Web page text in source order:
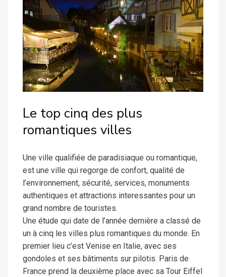
Le top cinq des plus
romantiques villes
Une ville qualifiée de paradisiaque ou romantique,
est une ville qui regorge de confort, qualité de
l’environnement, sécurité, services, monuments
authentiques et attractions interessantes pour un
grand nombre de touristes.
Une étude qui date de l’année dernière a classé de
un à cinq les villes plus romantiques du monde. En
premier lieu c’est Venise en Italie, avec ses
gondoles et ses bâtiments sur pilotis. Paris de
France prend la deuxième place avec sa Tour Eiffel